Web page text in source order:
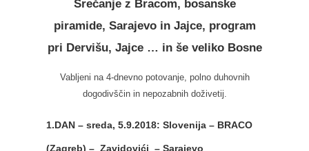
Srečanje z Bracom, bosanske
piramide, Sarajevo in Jajce, program
pri Dervišu, Jajce … in še veliko Bosne
Vabljeni na 4-dnevno potovanje, polno duhovnih
dogodivščin in nepozabnih doživetij.
1.DAN – sreda, 5.9.2018: Slovenija – BRACO
(Zagreb) – Zavidovići – Sarajevo